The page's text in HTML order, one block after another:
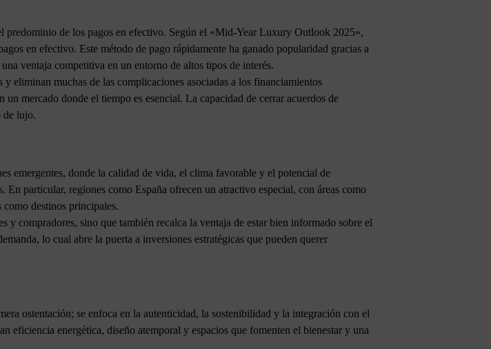
predominio de los pagos en efectivo. Según el «Mid-Year Luxury Outlook 2025»,
en efectivo. Este método de pago rápidamente ha ganado popularidad gracias a
ventaja competitiva en un entorno de altos tipos de interés.
eliminan muchas de las complicaciones asociadas a los financiamientos
mercado donde el tiempo es esencial. La capacidad de cerrar acuerdos de
de lujo.
emergentes, donde la calidad de vida, el clima favorable y el potencial de
particular, regiones como España ofrecen un atractivo especial, con áreas como
como destinos principales.
y compradores, sino que también recalca la ventaja de estar bien informado sobre el
lo cual abre la puerta a inversiones estratégicas que pueden querer
ostentación; se enfoca en la autenticidad, la sostenibilidad y la integración con el
eficiencia energética, diseño atemporal y espacios que fomenten el bienestar y una